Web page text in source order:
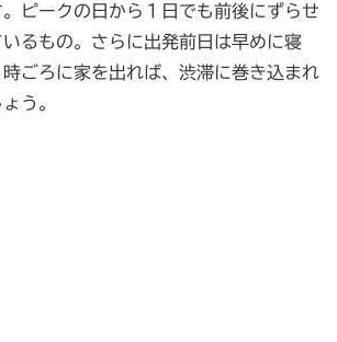
ピークの日から１日でも前後にずらせ
るもの。さらに出発前日は早めに寝
ごろに家を出れば、渋滞に巻き込まれ
う。